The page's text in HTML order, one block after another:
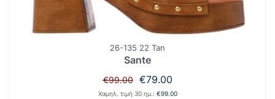
26-135 22 Tan
Sante
€99.00
Original
price
€79.00Η
τρέχουσα
Χαμηλ. τιμή 30 ημ.: €99.00